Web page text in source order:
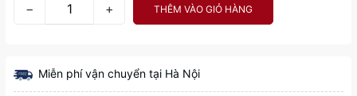
− + THÊM VÀO GIỎ HÀNG
Miễn phí vận chuyển tại Hà Nội